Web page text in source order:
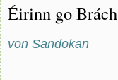
Éirinn go
von Sandokan